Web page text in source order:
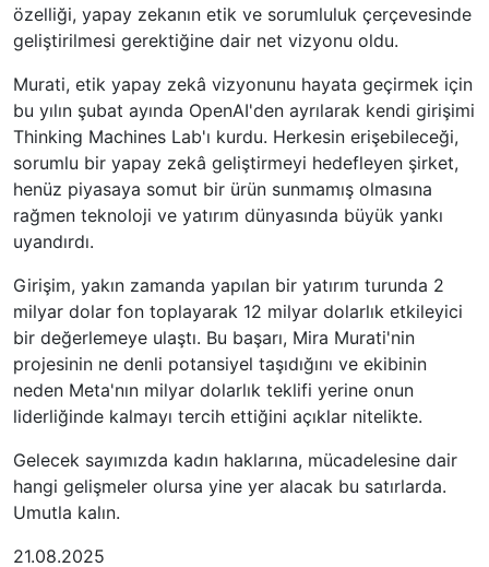
özelliği, yapay zekanın etik ve sorumluluk çerçevesinde
geliştirilmesi gerektiğine dair net vizyonu oldu.
Murati, etik yapay zekâ vizyonunu hayata geçirmek için
bu yılın şubat ayında OpenAI'den ayrılarak kendi girişimi
Thinking Machines Lab'ı kurdu. Herkesin erişebileceği,
sorumlu bir yapay zekâ geliştirmeyi hedefleyen şirket,
henüz piyasaya somut bir ürün sunmamış olmasına
rağmen teknoloji ve yatırım dünyasında büyük yankı
uyandırdı.
Girişim, yakın zamanda yapılan bir yatırım turunda 2
milyar dolar fon toplayarak 12 milyar dolarlık etkileyici
bir değerlemeye ulaştı. Bu başarı, Mira Murati'nin
projesinin ne denli potansiyel taşıdığını ve ekibinin
neden Meta'nın milyar dolarlık teklifi yerine onun
liderliğinde kalmayı tercih ettiğini açıklar nitelikte.
Gelecek sayımızda kadın haklarına, mücadelesine dair
hangi gelişmeler olursa yine yer alacak bu satırlarda.
Umutla kalın.
21.08.2025